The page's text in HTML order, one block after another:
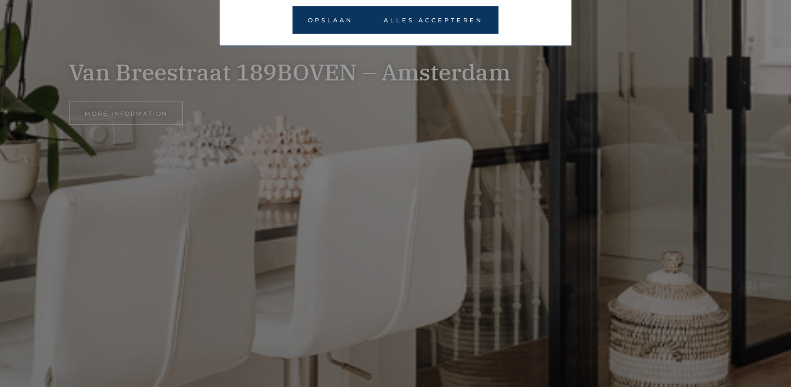
Van Breestraat 189BOVEN – Amsterdam
MORE INFORMATION
OPSLAAN ALLES ACCEPTEREN